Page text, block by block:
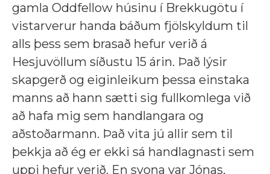
gamla Oddfellow húsinu í Brekkugötu í
vistarverur handa báðum fjölskyldum til
alls þess sem brasað hefur verið á
Hesjuvöllum síðustu 15 árin. Það lýsir
skapgerð og eiginleikum þessa einstaka
manns að hann sætti sig fullkomlega við
að hafa mig sem handlangara og
aðstoðarmann. Það vita jú allir sem til
þekkja að ég er ekki sá handlagnasti sem
uppi hefur verið. En svona var Jónas,